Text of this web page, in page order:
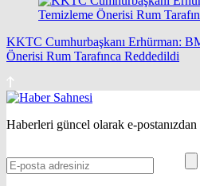
KKTC Cumhurbaşkanı Erhürman:
Önerisi Rum Tarafınca Reddedildi
Haberleri güncel olarak e-